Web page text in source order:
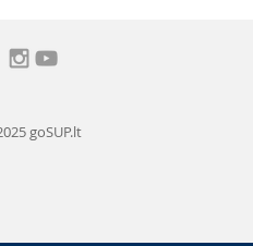
goSUP.lt